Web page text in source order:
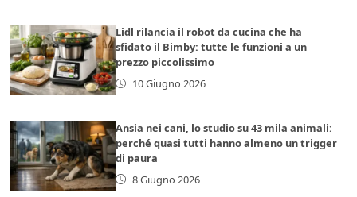
Lidl rilancia il robot da cucina che ha
sfidato il Bimby: tutte le funzioni a un
prezzo piccolissimo
10 Giugno 2026
Ansia nei cani, lo studio su 43 mila animali:
perché quasi tutti hanno almeno un trigger
di paura
8 Giugno 2026